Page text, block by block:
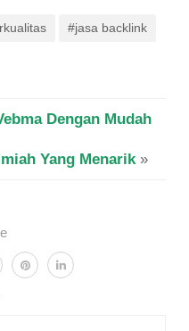
#jasa backlink
Dengan Mudah
Yang Menarik »